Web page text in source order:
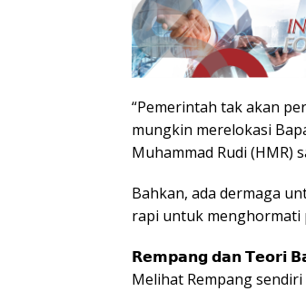
“Pemerintah tak akan
mungkin merelokasi
Muhammad Rudi (HMR)
Bahkan, ada dermaga
rapi untuk menghormati
𝗥𝗲𝗺𝗽𝗮𝗻𝗴 𝗱𝗮𝗻 𝗧𝗲𝗼𝗿𝗶
Melihat Rempang